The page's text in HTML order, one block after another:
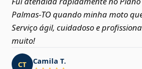
Palmas‑TO quando minha moto
Serviço ágil, cuidadoso e
muito!
CT Camila T.